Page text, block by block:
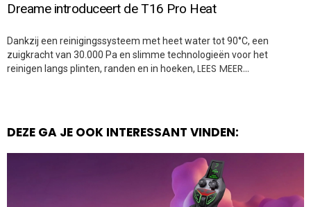
Dreame introduceert de T16 Pro Heat
Dankzij een reinigingssysteem met heet water tot 90°C, een
zuigkracht van 30.000 Pa en slimme technologieën voor het
reinigen langs plinten, randen en in hoeken, LEES MEER…
DEZE GA JE OOK INTERESSANT VINDEN: